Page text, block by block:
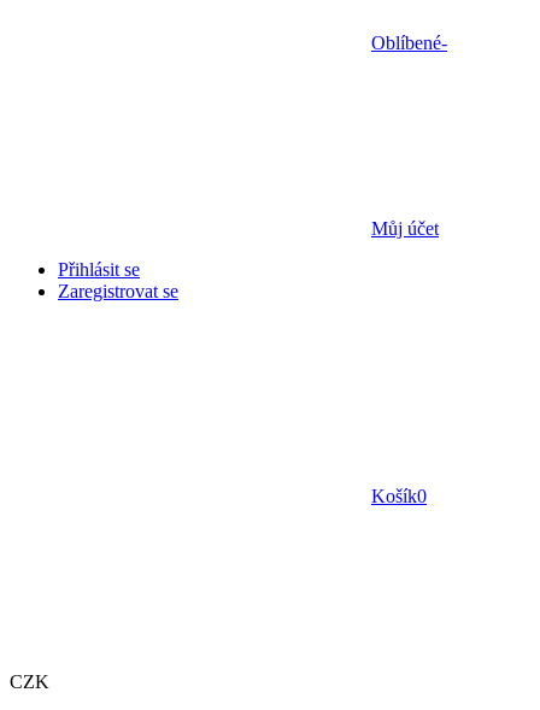
Oblíbené-
Můj účet
Přihlásit se
Zaregistrovat se
Košík0
CZK